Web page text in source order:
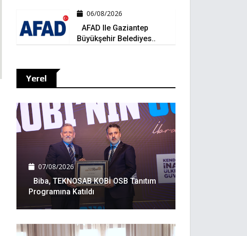
06/08/2026
AFAD Ile Gaziantep
Büyükşehir Belediyes..
Yerel
07/08/2026
Biba, TEKNOSAB KOBİ OSB Tanıtım
Programına Katıldı